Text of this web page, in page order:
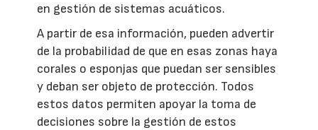
en gestión de sistemas acuáticos.
A partir de esa información, pueden advertir
de la probabilidad de que en esas zonas haya
corales o esponjas que puedan ser sensibles
y deban ser objeto de protección. Todos
estos datos permiten apoyar la toma de
decisiones sobre la gestión de estos